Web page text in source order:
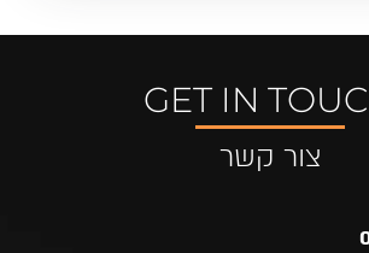
GET IN
צור קשר